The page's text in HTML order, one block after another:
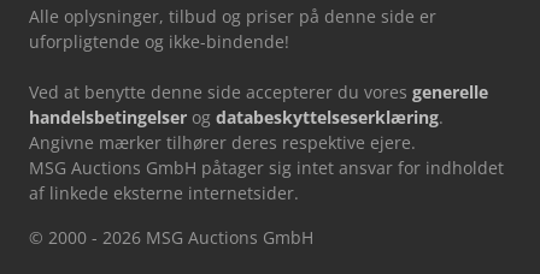
Alle oplysninger, tilbud og priser på denne side er
uforpligtende og ikke-bindende!
Ved at benytte denne side accepterer du vores generelle
handelsbetingelser og databeskyttelseserklæring.
Angivne mærker tilhører deres respektive ejere.
MSG Auctions GmbH påtager sig intet ansvar for indholdet
af linkede eksterne internetsider.
© 2000 - 2026 MSG Auctions GmbH